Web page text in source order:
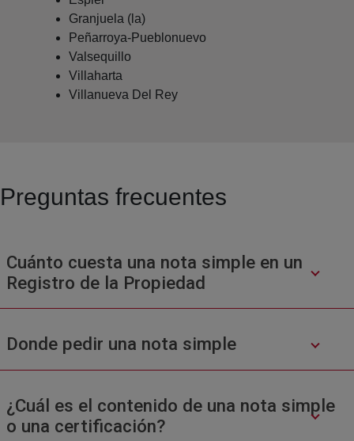
Granjuela (la)
Peñarroya-Pueblonuevo
Valsequillo
Villaharta
Villanueva Del Rey
Preguntas frecuentes
Cuánto cuesta una nota simple en un
Registro de la Propiedad
Donde pedir una nota simple
¿Cuál es el contenido de una nota simple
o una certificación?